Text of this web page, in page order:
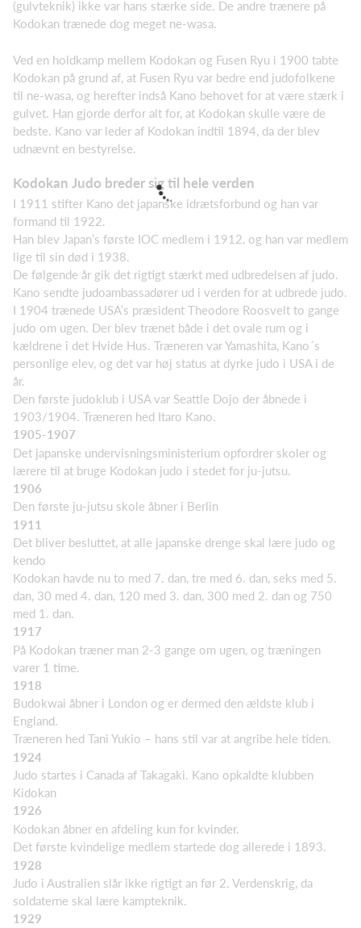
(gulvteknik) ikke var hans stærke side. De andre trænere på
Kodokan trænede dog meget ne-wasa.
Ved en holdkamp mellem Kodokan og Fusen Ryu i 1900 tabte
Kodokan på grund af, at Fusen Ryu var bedre end judofolkene
til ne-wasa, og herefter indså Kano behovet for at være stærk i
gulvet. Han gjorde derfor alt for, at Kodokan skulle være de
bedste. Kano var leder af Kodokan indtil 1894, da der blev
udnævnt en bestyrelse.
Kodokan Judo breder sig til hele verden
I 1911 stifter Kano det japanske idrætsforbund og han var
formand til 1922.
Han blev Japan’s første IOC medlem i 1912, og han var medlem
lige til sin død i 1938.
De følgende år gik det rigtigt stærkt med udbredelsen af judo.
Kano sendte judoambassadører ud i verden for at udbrede judo.
I 1904 trænede USA’s præsident Theodore Roosvelt to gange
judo om ugen. Der blev trænet både i det ovale rum og i
kældrene i det Hvide Hus. Træneren var Yamashita, Kano´s
personlige elev, og det var høj status at dyrke judo i USA i de
år.
Den første judoklub i USA var Seattle Dojo der åbnede i
1903/1904. Træneren hed Itaro Kano.
1905-1907
Det japanske undervisningsministerium opfordrer skoler og
lærere til at bruge Kodokan judo i stedet for ju-jutsu.
1906
Den første ju-jutsu skole åbner i Berlin
1911
Det bliver besluttet, at alle japanske drenge skal lære judo og
kendo
Kodokan havde nu to med 7. dan, tre med 6. dan, seks med 5.
dan, 30 med 4. dan, 120 med 3. dan, 300 med 2. dan og 750
med 1. dan.
1917
På Kodokan træner man 2-3 gange om ugen, og træningen
varer 1 time.
1918
Budokwai åbner i London og er dermed den ældste klub i
England.
Træneren hed Tani Yukio – hans stil var at angribe hele tiden.
1924
Judo startes i Canada af Takagaki. Kano opkaldte klubben
Kidokan
1926
Kodokan åbner en afdeling kun for kvinder.
Det første kvindelige medlem startede dog allerede i 1893.
1928
Judo i Australien slår ikke rigtigt an før 2. Verdenskrig, da
soldaterne skal lære kampteknik.
1929